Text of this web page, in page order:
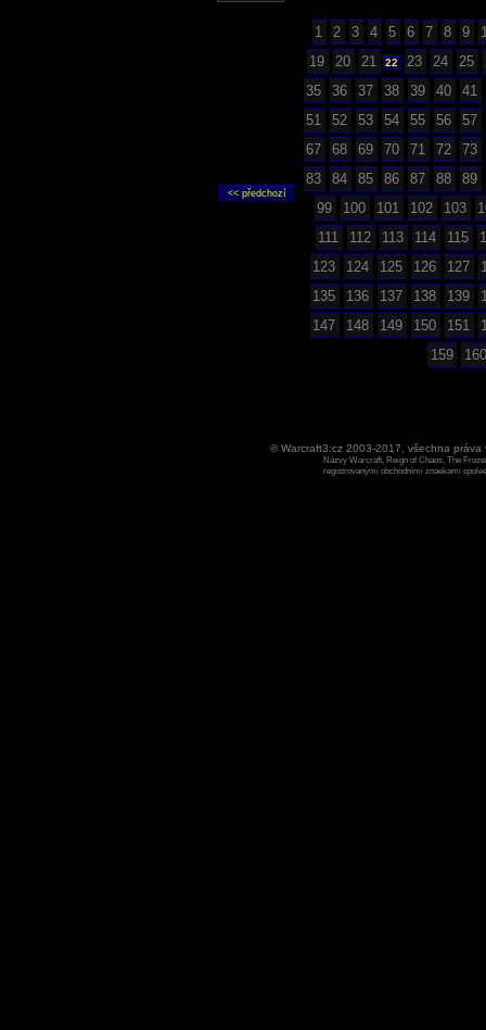
1 2 3 4 5 6 7 8 9
19
20 21 22 23 24 25
35
36 37 38 39 40
41
51
52 53 54 55 56
57
67
68 69 70 71 72
73
83
84 85 86 87 88
89
99
100 101 102 103
111
112 113 114 115
123
124 125 126 127
135
136 137 138 139
147
148 149 150 151
159
160
© Warcraft3.cz 2003-2017, všechna
Názvy Warcraft, Reign of Chaos, The
registrovanými obchodními znaekami